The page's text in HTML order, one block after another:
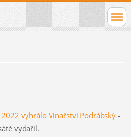
vyhrálo Vinařství Podrábský-
vydařil.